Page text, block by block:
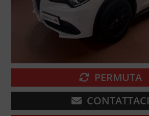
PERMUTA
CONTATTACI